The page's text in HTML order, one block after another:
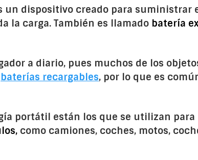
un dispositivo creado para suministrar
la carga. También es llamado batería
a diario, pues muchos de los
baterías recargables, por lo que es
portátil están los que se utilizan para
como camiones, coches, motos,